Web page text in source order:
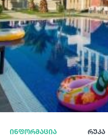
ინფორმაცია რუკა